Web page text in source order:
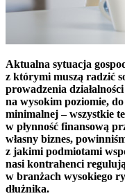
Aktualna sytuacja
z którymi muszą radzić
prowadzenia
na wysokim poziomie,
minimalnej – wszystkie
w płynność finansową
własny biznes,
z jakimi podmiotami
nasi kontrahenci
w branżach wysokiego
dłużnika.